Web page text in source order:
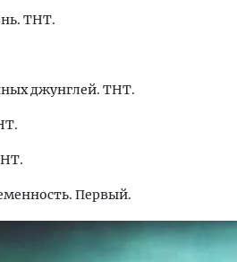
ТНТ.
джунглей. ТНТ.
Первый.